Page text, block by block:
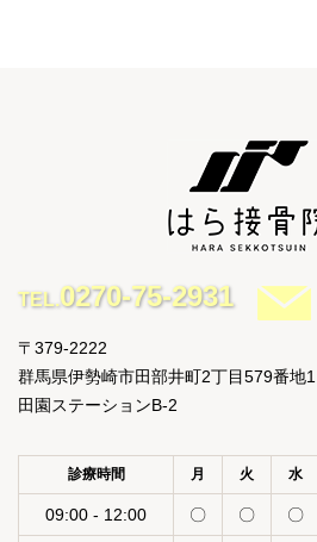
TEL.0270-75-2931
〒379-2222
群馬県伊勢崎市田部井町2丁目579番地1
田園ステーションB-2
診療時間 月 火 水
09:00 - 12:00 〇 〇 〇